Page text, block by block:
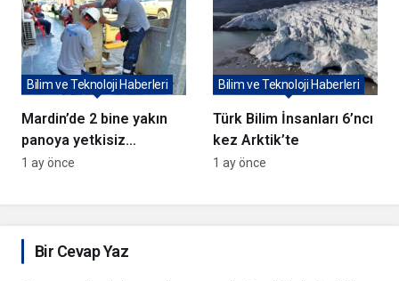
Mardin’de 2 bine yakın
panoya yetkisiz
müdahale
Bilim ve Teknoloji Haberleri
1 ay önce
Türk Bilim İnsanları 6’ncı
kez Arktik’te
Bilim ve Teknoloji Haberleri
1 ay önce
Bir Cevap Yaz